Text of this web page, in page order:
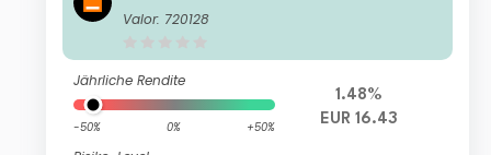
Valor: 720128
Jährliche Rendite
-50% 0% +50%
1.48%
EUR 16.43